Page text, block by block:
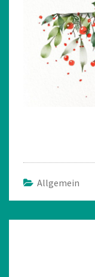
Allgemein